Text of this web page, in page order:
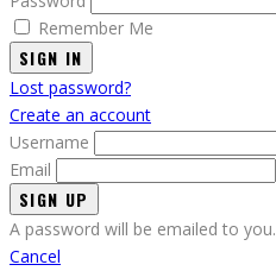
Remember Me
SIGN IN
Lost password?
Create an account
Username
Email
A password will be emailed to you.
Cancel